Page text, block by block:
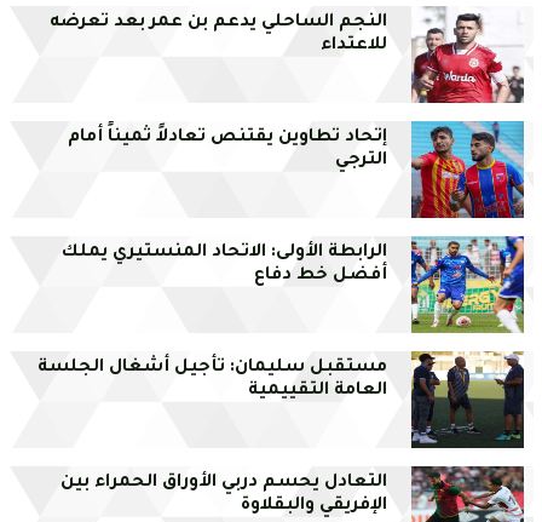
النجم الساحلي يدعم بن عمر بعد تعرضه
للاعتداء
إتحاد تطاوين يقتنص تعادلاً ثميناً أمام
الترجي
الرابطة الأولى: الاتحاد المنستيري يملك
أفضل خط دفاع
مستقبل سليمان: تأجيل أشغال الجلسة
العامة التقييمية
التعادل يحسم دربي الأوراق الحمراء بين
الإفريقي والبقلاوة